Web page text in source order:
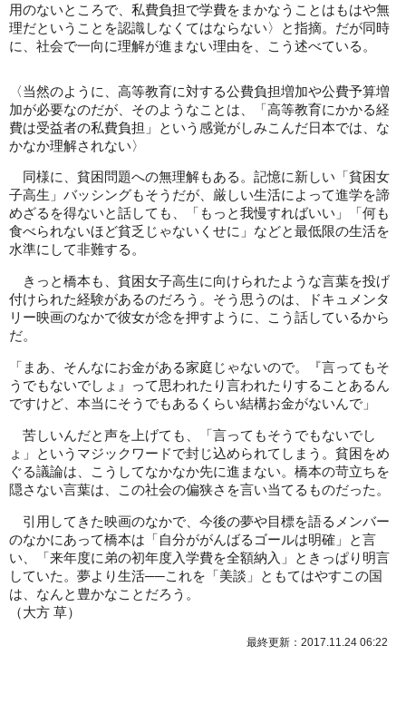
用のないところで、私費負担で学費をまかなうことはもはや無
理だということを認識しなくてはならない〉と指摘。だが同時
に、社会で一向に理解が進まない理由を、こう述べている。
〈当然のように、高等教育に対する公費負担増加や公費予算増
加が必要なのだが、そのようなことは、「高等教育にかかる経
費は受益者の私費負担」という感覚がしみこんだ日本では、な
かなか理解されない〉
同様に、貧困問題への無理解もある。記憶に新しい「貧困女
子高生」バッシングもそうだが、厳しい生活によって進学を諦
めざるを得ないと話しても、「もっと我慢すればいい」「何も
食べられないほど貧乏じゃないくせに」などと最低限の生活を
水準にして非難する。
きっと橋本も、貧困女子高生に向けられたような言葉を投げ
付けられた経験があるのだろう。そう思うのは、ドキュメンタ
リー映画のなかで彼女が念を押すように、こう話しているから
だ。
「まあ、そんなにお金がある家庭じゃないので。『言ってもそ
うでもないでしょ』って思われたり言われたりすることあるん
ですけど、本当にそうでもあるくらい結構お金がないんで」
苦しいんだと声を上げても、「言ってもそうでもないでし
ょ」というマジックワードで封じ込められてしまう。貧困をめ
ぐる議論は、こうしてなかなか先に進まない。橋本の苛立ちを
隠さない言葉は、この社会の偏狭さを言い当てるものだった。
引用してきた映画のなかで、今後の夢や目標を語るメンバー
のなかにあって橋本は「自分ががんばるゴールは明確」と言
い、「来年度に弟の初年度入学費を全額納入」ときっぱり明言
していた。夢より生活──これを「美談」ともてはやすこの国
は、なんと豊かなことだろう。
（大方 草）
最終更新：2017.11.24 06:22